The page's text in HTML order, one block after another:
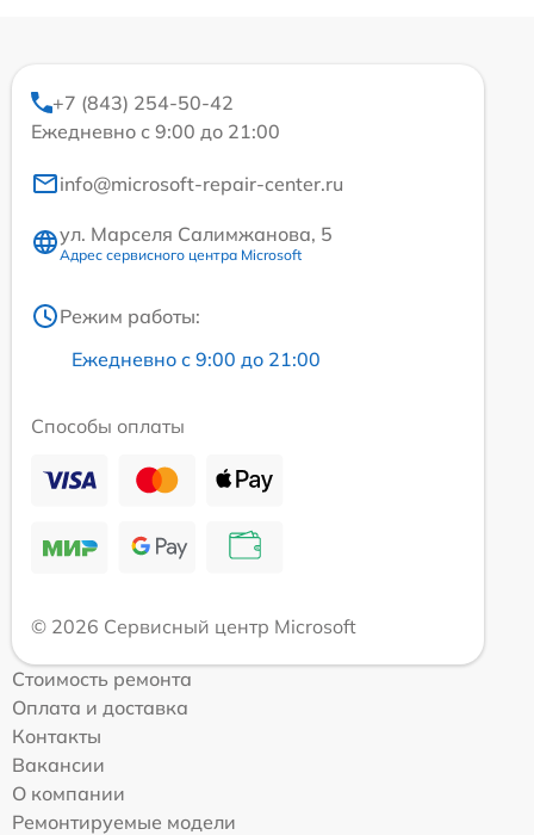
+7 (843) 254-50-42
Ежедневно с 9:00 до 21:00
info@microsoft-repair-center.ru
ул. Марселя Салимжанова, 5
Адрес сервисного центра Microsoft
Режим работы:
Ежедневно с 9:00 до 21:00
Способы оплаты
© 2026 Сервисный центр Microsoft
Стоимость ремонта
Оплата и доставка
Контакты
Вакансии
О компании
Ремонтируемые модели